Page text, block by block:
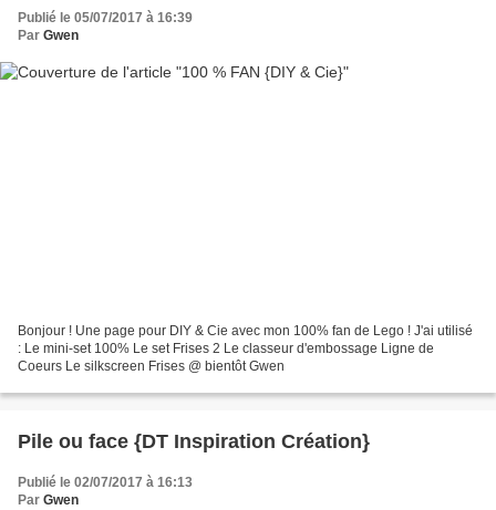
Publié le 05/07/2017 à 16:39
Par Gwen
Bonjour ! Une page pour DIY & Cie avec mon 100% fan de Lego ! J'ai utilisé
: Le mini-set 100% Le set Frises 2 Le classeur d'embossage Ligne de
Coeurs Le silkscreen Frises @ bientôt Gwen
Pile ou face {DT Inspiration Création}
Publié le 02/07/2017 à 16:13
Par Gwen